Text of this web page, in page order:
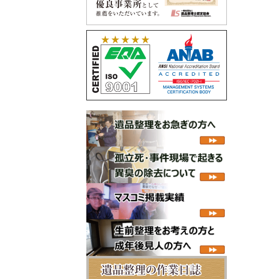
遺品整理